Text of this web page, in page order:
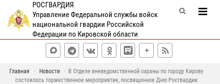
РОСГВАРДИЯ
Управление Федеральной службы войск
национальной гвардии Российской
Федерации по Кировской области
Главная Новости
В Отделе вневедомственной охраны по городу Кирову
состоялось торжественное мероприятие, посвященное Дню Росгвардии